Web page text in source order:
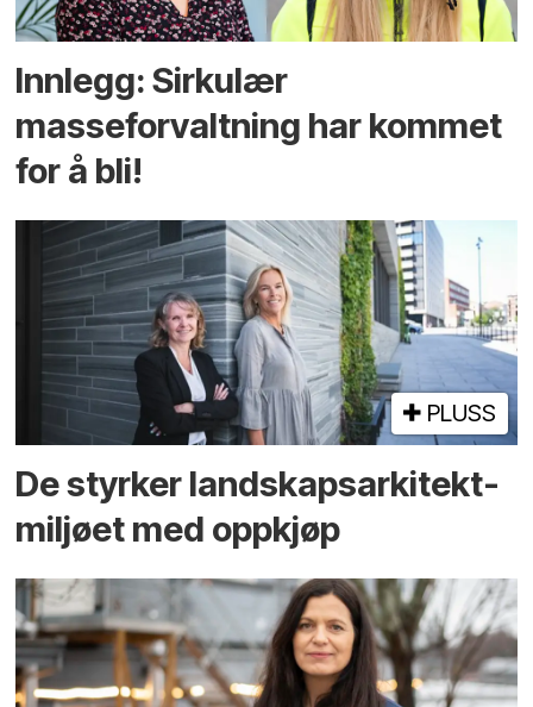
Innlegg: Sirkulær
masseforvaltning har kommet
for å bli!
PLUSS
De styrker landskaps­arkitekt­
miljøet med oppkjøp